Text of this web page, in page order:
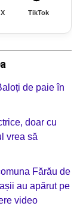
X TikTok
de paie în
doar cu
vrea să
Fărău de
au apărut pe
video